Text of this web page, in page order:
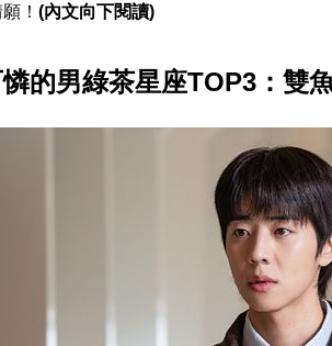
！ (內文向下閱讀)
的男綠茶星座TOP3：雙